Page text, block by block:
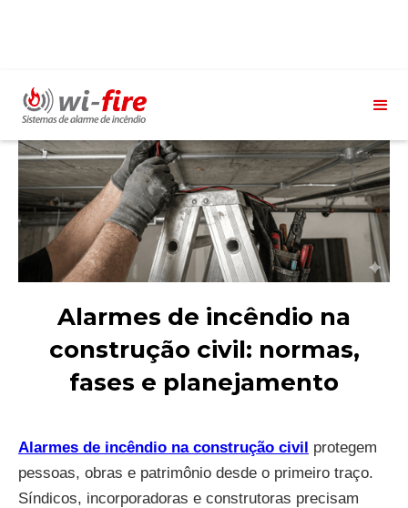
Alarmes de incêndio na
construção civil: normas,
fases e planejamento
Alarmes de incêndio na construção civil protegem
pessoas, obras e patrimônio desde o primeiro traço.
Síndicos, incorporadoras e construtoras precisam